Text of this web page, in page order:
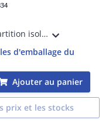
Bornier de répartition isolé IP2X vert pour Terre avec 1 connexion 6mm² à 25mm² et 12 connexions 1,5mm² à 16mm² - longueur 113mm, à fixer sur rail, support universel ou barreau plat 12x2mm
d'emballage du
Ajouter au panier
prix et les stocks